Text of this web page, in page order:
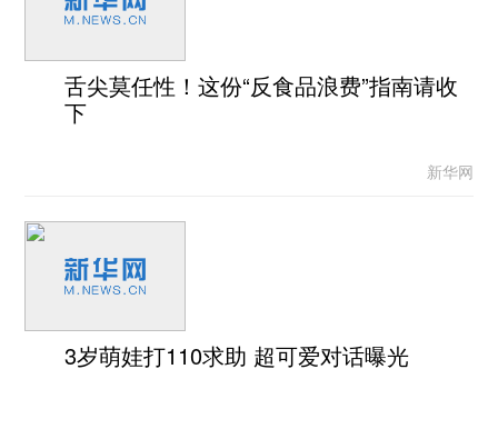
舌尖莫任性！这份“反食品浪费”指南请收
下
新华网
3岁萌娃打110求助 超可爱对话曝光